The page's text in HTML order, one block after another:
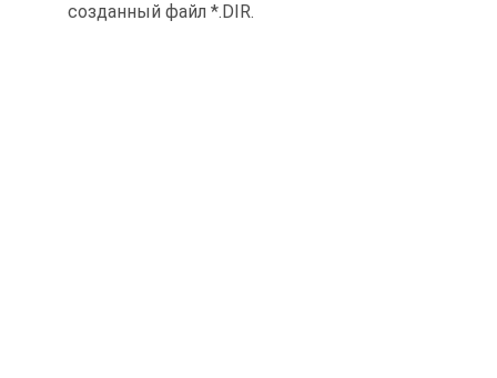
созданный файл *.DIR.